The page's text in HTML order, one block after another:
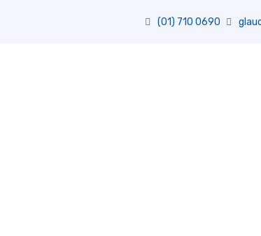
(01) 710 0690